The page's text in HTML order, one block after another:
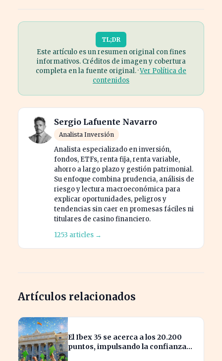
TL;DR
Este artículo es un resumen original con fines
informativos. Créditos de imagen y cobertura
completa en la fuente original. ·Ver Política de
contenidos
Sergio Lafuente Navarro
Analista Inversión
Analista especializado en inversión,
fondos, ETFs, renta fija, renta variable,
ahorro a largo plazo y gestión patrimonial.
Su enfoque combina prudencia, análisis de
riesgo y lectura macroeconómica para
explicar oportunidades, peligros y
tendencias sin caer en promesas fáciles ni
titulares de casino financiero.
1253 articles →
Artículos relacionados
El Ibex 35 se acerca a los 20.200
puntos, impulsando la confianza